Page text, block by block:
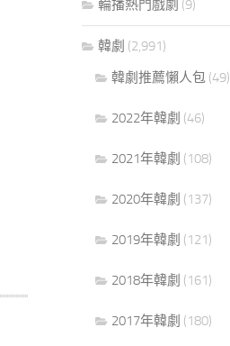
輪播熱門戲劇 (9)
韓劇 (2,991)
韓劇推薦懶人包 (49)
2022年韓劇 (46)
2021年韓劇 (108)
2020年韓劇 (137)
2019年韓劇 (121)
2018年韓劇 (161)
2017年韓劇 (180)